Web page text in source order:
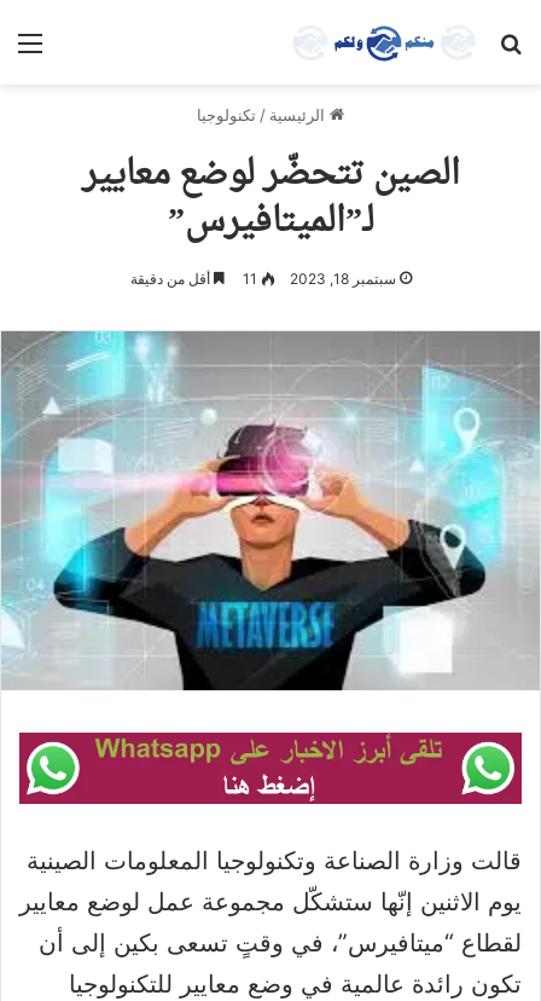
بحث عن
الرئيسية / تكنولوجيا
الصين تتحضّر لوضع معايير
لـ”الميتافيرس”
سبتمبر 18, 2023 11 أقل من دقيقة
قالت وزارة الصناعة وتكنولوجيا المعلومات الصينية
يوم الاثنين إنّها ستشكّل مجموعة عمل لوضع معايير
لقطاع “ميتافيرس”، في وقتٍ تسعى بكين إلى أن
تكون رائدة عالمية في وضع معايير للتكنولوجيا